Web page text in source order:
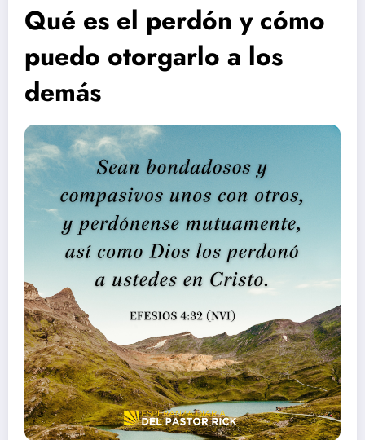
Qué es el perdón y cómo
puedo otorgarlo a los
demás